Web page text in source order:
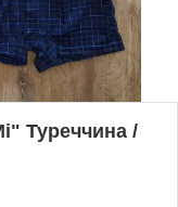
Туреччина /